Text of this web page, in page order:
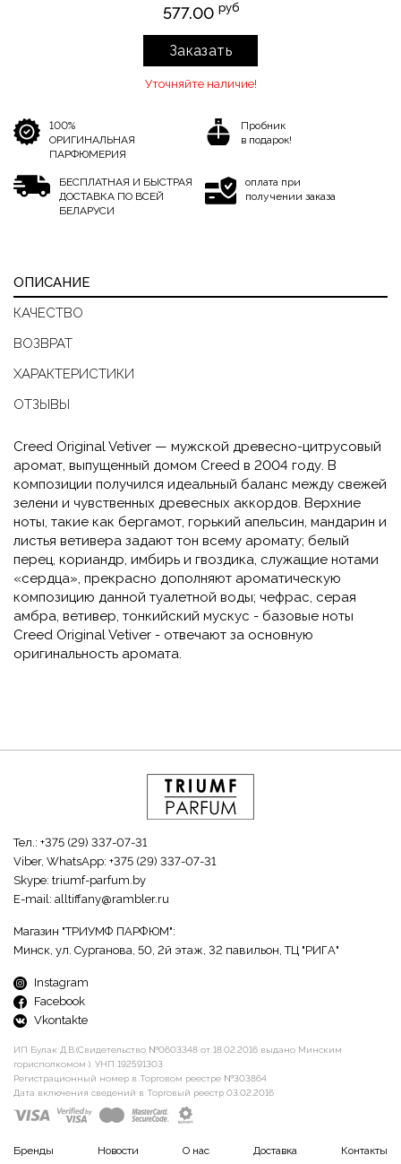
577.00 руб
Заказать
Уточняйте наличие!
100%
ОРИГИНАЛЬНАЯ
ПАРФЮМЕРИЯ
Пробник
в подарок!
БЕСПЛАТНАЯ И БЫСТРАЯ
ДОСТАВКА ПО ВСЕЙ
БЕЛАРУСИ
оплата при
получении заказа
ОПИСАНИЕ
КАЧЕСТВО
ВОЗВРАТ
ХАРАКТЕРИСТИКИ
ОТЗЫВЫ
Creed Original Vetiver — мужской древесно-цитрусовый
аромат, выпущенный домом Creed в 2004 году. В
композиции получился идеальный баланс между свежей
зелени и чувственных древесных аккордов. Верхние
ноты, такие как бергамот, горький апельсин, мандарин и
листья ветивера задают тон всему аромату; белый
перец, кориандр, имбирь и гвоздика, служащие нотами
«сердца», прекрасно дополняют ароматическую
композицию данной туалетной воды; чефрас, серая
амбра, ветивер, тонкийский мускус - базовые ноты
Creed Original Vetiver - отвечают за основную
оригинальность аромата.
Тел.: +375 (29) 337-07-31
Viber, WhatsApp: +375 (29) 337-07-31
Skype: triumf-parfum.by
E-mail: alltiffany@rambler.ru
Магазин "ТРИУМФ ПАРФЮМ":
Минск, ул. Сурганова, 50, 2й этаж, 32 павильон, ТЦ "РИГА"
Instagram
Facebook
Vkontakte
ИП Булак Д.В.(Свидетельство №0603348 от 18.02.2016 выдано Минским
горисполкомом ). УНП 192591303
Регистрационный номер в Торговом реестре №303864
Дата включения сведений в Торговый реестр 03.02.2016
Бренды Новости О нас Доставка Контакты